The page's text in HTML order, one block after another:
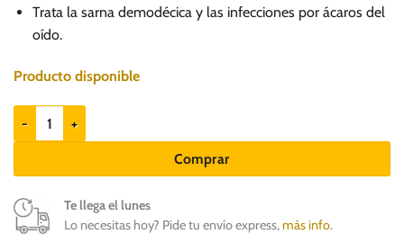
Trata la sarna demodécica y las infecciones por ácaros del
oído.
Producto disponible
Bravecto 1M Triple 1.27 a 2.5kg x 3 tab (25mg) - Antipulgas perros
Comprar
Te llega el lunes
Lo necesitas hoy? Pide tu envío express,más info.